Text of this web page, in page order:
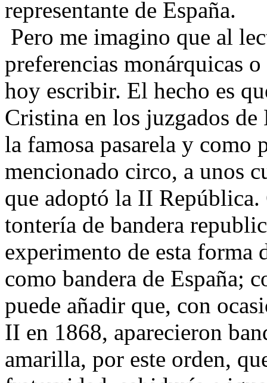
representante de España.
Pero me imagino que al
preferencias monárquicas
hoy escribir. El hecho es
Cristina en los juzgados
la famosa pasarela y
mencionado circo, a unos
que adoptó la II
tontería de bandera
experimento de esta
como bandera de España;
puede añadir que, con
II en 1868, aparecieron
amarilla, por este orden,